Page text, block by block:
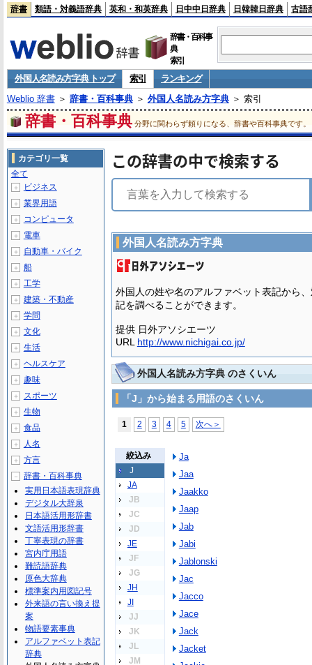
辞書 類語・対義語辞典 英和・和英辞典 日中中日辞典 日韓韓日辞典 古語
辞書・百科事
典
索引
外国人名読み方字典 トップ 索引
ランキング
Weblio 辞書＞ 辞書・百科事典＞ 外国人名読み方字典＞ 索引
辞書・百科事典 分野に関わらず頼りになる、辞書や百科事典です。
この辞書の中で検索する
外国人名読み方字典
外国人の姓や名のアルファベット表記から
記を調べることができます。
提供 日外アソシエーツ
URL http://www.nichigai.co.jp/
外国人名読み方字典 のさくいん
「J」から始まる用語のさくいん
1 2 3 4 5 次へ＞
絞込み
J
JA
JB
JC
JD
JE
JF
JG
JH
JI
JJ
JK
JL
JM
Ja
Jaa
Jaakko
Jaap
Jab
Jabi
Jablonski
Jac
Jacco
Jace
Jack
Jacket
カテゴリ一覧
全て
＋ ビジネス
＋ 業界用語
＋ コンピュータ
＋ 電車
＋ 自動車・バイク
＋ 船
＋ 工学
＋ 建築・不動産
＋ 学問
＋ 文化
＋ 生活
＋ ヘルスケア
＋ 趣味
＋ スポーツ
＋ 生物
＋ 食品
＋ 人名
＋ 方言
－
辞書・百科事典
実用日本語表現辞典
デジタル大辞泉
日本語活用形辞書
文語活用形辞書
丁寧表現の辞書
宮内庁用語
難読語辞典
原色大辞典
標準案内用図記号
外来語の言い換え提
案
物語要素事典
アルファベット表記
辞典